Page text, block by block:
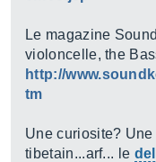
Le magazine
violoncelle, the
http://
tm
Une curiosite?
tibetain...arf... le